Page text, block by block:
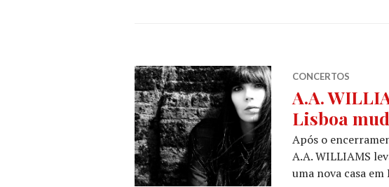
CONCERTOS
A.A.
Lisboa
Após o
A.A. WILLIAMS
uma nova casa em